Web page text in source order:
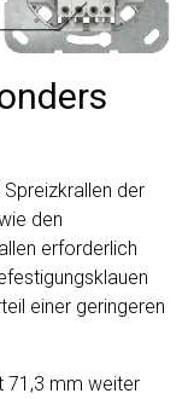
der
den
erforderlich
einer geringeren
71,3 mm weiter